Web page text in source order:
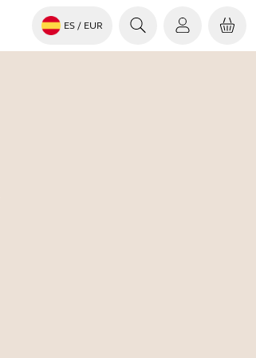
ES / EUR